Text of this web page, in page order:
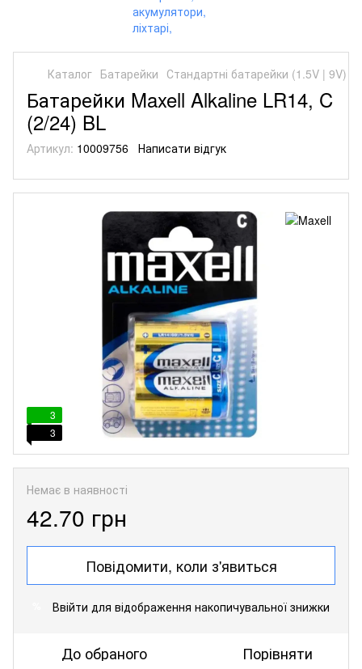
Каталог Батарейки Стандартні батарейки (1.5V | 9V)
Батарейки Maxell Alkaline LR14, C
(2/24) BL
Артикул: 10009756 Написати відгук
3
3
Немає в наявності
42.70 грн
Повідомити, коли з'явиться
Ввійти для відображення накопичувальної знижки
До обраного Порівняти